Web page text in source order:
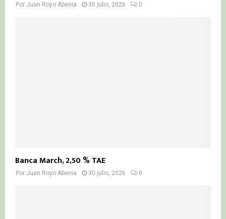
Por Juan Royo Abenia 30 julio, 2026 0
Banca March, 2,50 % TAE
Por Juan Royo Abenia 30 julio, 2026 0